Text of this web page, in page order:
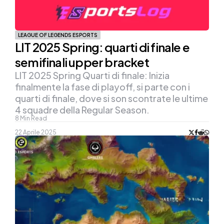
LEAGUE OF LEGENDS ESPORTS
LIT 2025 Spring: quarti di finale e
semifinali upper bracket
8 Min Read
LIT 2025 Spring Quarti di finale: Inizia
finalmente la fase di playoff, si parte con i
quarti di finale, dove si son scontrate le ultime
4 squadre della Regular Season.
22 Aprile 2025